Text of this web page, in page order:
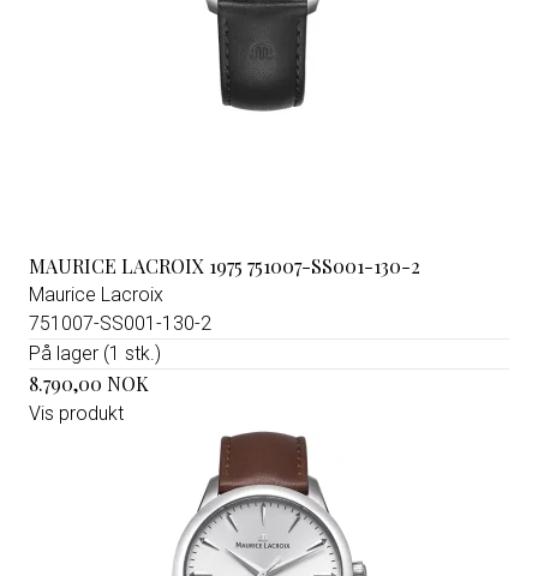
MAURICE LACROIX 1975 751007-SS001-130-2
Maurice Lacroix
751007-SS001-130-2
På lager (1 stk.)
8.790,00 NOK
Vis produkt